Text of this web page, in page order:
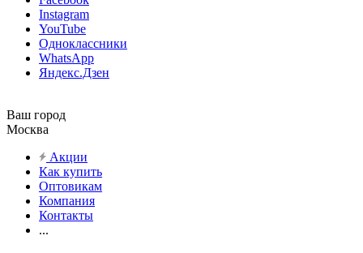
Instagram
YouTube
Одноклассники
WhatsApp
Яндекс.Дзен
Ваш город
Москва
Акции
Как купить
Оптовикам
Компания
Контакты
...